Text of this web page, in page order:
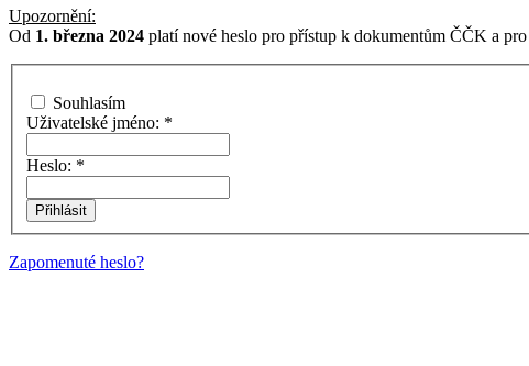
Upozornění:
Od 1. března 2024 platí nové heslo pro přístup k dokumentům ČČK a
Souhlasím
Uživatelské jméno: *
Heslo: *
Zapomenuté heslo?